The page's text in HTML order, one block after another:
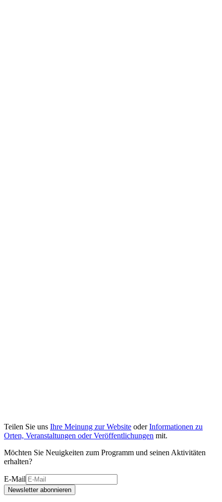
Teilen Sie uns Ihre Meinung zur Website oderInformationen zu
Orten, Veranstaltungen oder Veröffentlichungen mit.
Möchten Sie Neuigkeiten zum Programm und seinen Aktivitäten
erhalten?
E-Mail
Newsletter abonnieren